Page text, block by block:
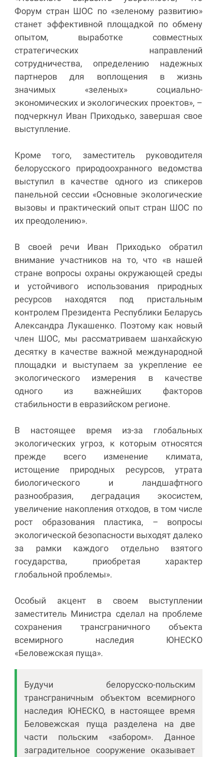
Форум стран ШОС по «зеленому развитию»
станет эффективной площадкой по обмену
опытом, выработке совместных
стратегических направлений
сотрудничества, определению надежных
партнеров для воплощения в жизнь
значимых «зеленых» социально-
экономических и экологических проектов», –
подчеркнул Иван Приходько, завершая свое
выступление.
Кроме того, заместитель руководителя
белорусского природоохранного ведомства
выступил в качестве одного из спикеров
панельной сессии «Основные экологические
вызовы и практический опыт стран ШОС по
их преодолению».
В своей речи Иван Приходько обратил
внимание участников на то, что «в нашей
стране вопросы охраны окружающей среды
и устойчивого использования природных
ресурсов находятся под пристальным
контролем Президента Республики Беларусь
Александра Лукашенко. Поэтому как новый
член ШОС, мы рассматриваем шанхайскую
десятку в качестве важной международной
площадки и выступаем за укрепление ее
экологического измерения в качестве
одного из важнейших факторов
стабильности в евразийском регионе.
В настоящее время из-за глобальных
экологических угроз, к которым относятся
прежде всего изменение климата,
истощение природных ресурсов, утрата
биологического и ландшафтного
разнообразия, деградация экосистем,
увеличение накопления отходов, в том числе
рост образования пластика, – вопросы
экологической безопасности выходят далеко
за рамки каждого отдельно взятого
государства, приобретая характер
глобальной проблемы».
Особый акцент в своем выступлении
заместитель Министра сделал на проблеме
сохранения трансграничного объекта
всемирного наследия ЮНЕСКО
«Беловежская пуща».
Будучи белорусско-польским
трансграничным объектом всемирного
наследия ЮНЕСКО, в настоящее время
Беловежская пуща разделена на две
части польским «забором». Данное
заградительное сооружение оказывает